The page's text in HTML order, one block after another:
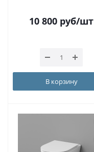
10 800 руб/шт
В корзину